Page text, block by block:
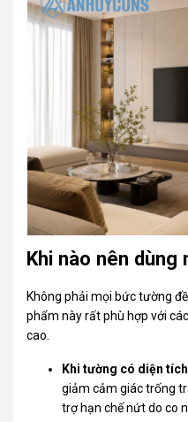
Khi nào nên dùng
Không phải mọi bức tường
phẩm này rất phù hợp với
cao.
Khi tường có diện
giảm cảm giác trống
trợ hạn chế nứt do co